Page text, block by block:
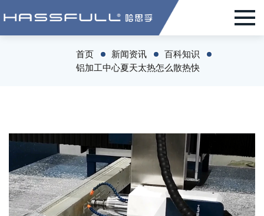
首页 新闻资讯
百科知识
铝加工中心夏天太热怎么散热快